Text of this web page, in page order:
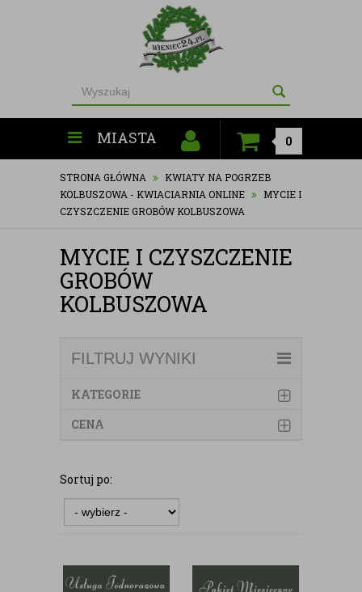
MIASTA 0
STRONA GŁÓWNA
KWIATY NA POGRZEB
KOLBUSZOWA - KWIACIARNIA ONLINE
MYCIE I
CZYSZCZENIE GROBÓW KOLBUSZOWA
MYCIE I CZYSZCZENIE
GROBÓW
KOLBUSZOWA
FILTRUJ WYNIKI
KATEGORIE
CENA
Sortuj po: